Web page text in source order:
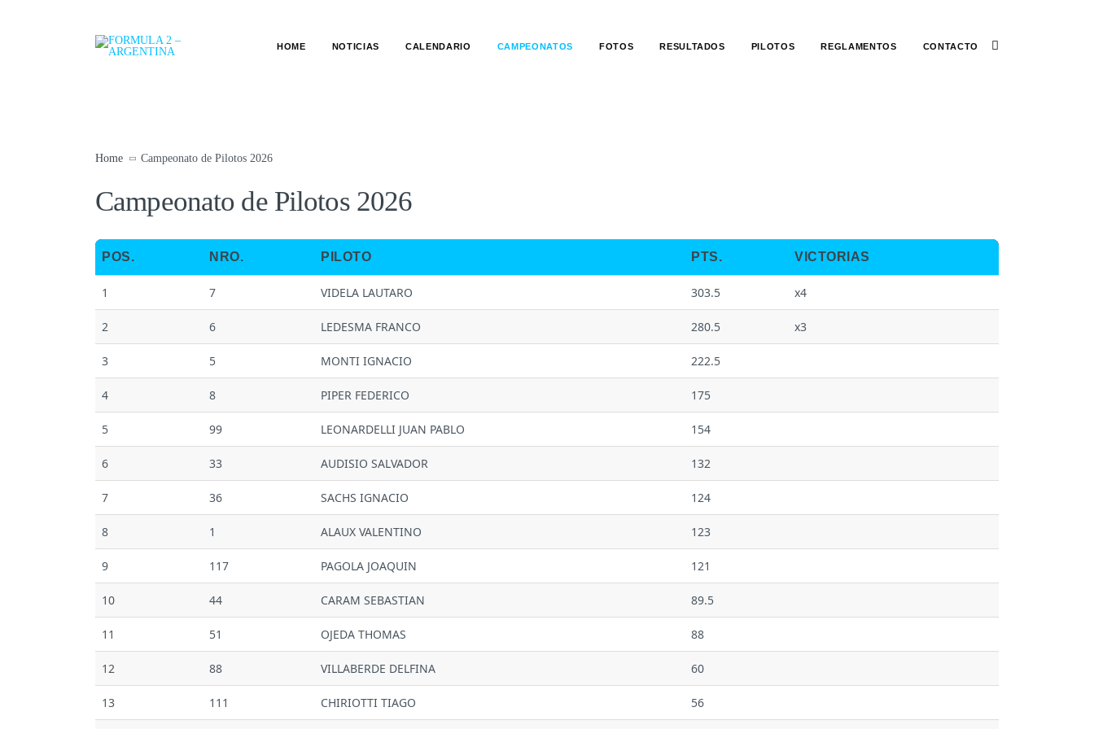
HOME NOTICIAS CALENDARIO CAMPEONATOS FOTOS RESULTADOS PILOTOS REGLAMENTOS CONTACTO
Home Campeonato de Pilotos 2026
Campeonato de Pilotos 2026
POS. NRO. PILOTO PTS. VICTORIAS
1 7 VIDELA LAUTARO 303.5 x4
2 6 LEDESMA FRANCO 280.5 x3
3 5 MONTI IGNACIO 222.5
4 8 PIPER FEDERICO 175
5 99 LEONARDELLI JUAN PABLO 154
6 33 AUDISIO SALVADOR 132
7 36 SACHS IGNACIO 124
8 1 ALAUX VALENTINO 123
9 117 PAGOLA JOAQUIN 121
10 44 CARAM SEBASTIAN 89.5
11 51 OJEDA THOMAS 88
12 88 VILLABERDE DELFINA 60
13 111 CHIRIOTTI TIAGO 56